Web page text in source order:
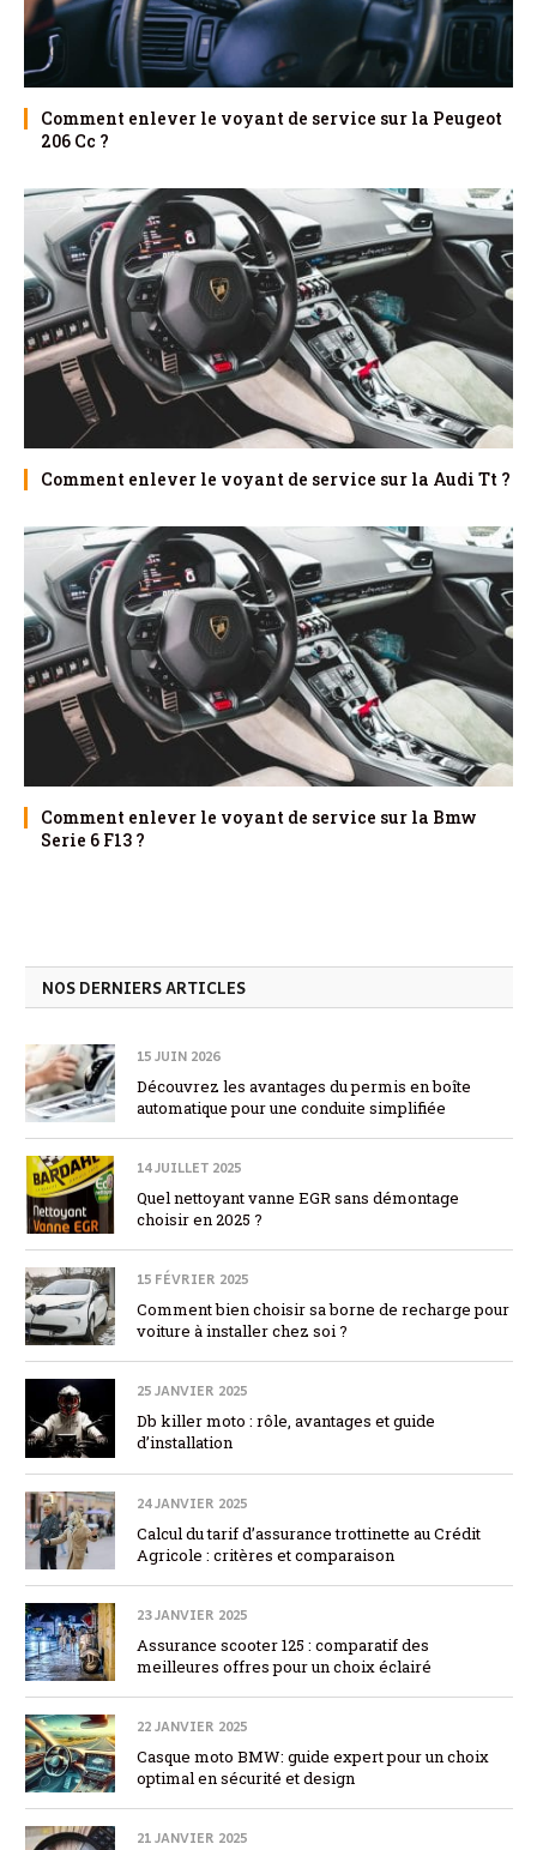
Comment enlever le voyant de service sur la Peugeot
206 Cc ?
Comment enlever le voyant de service sur la Audi Tt ?
Comment enlever le voyant de service sur la Bmw
Serie 6 F13 ?
NOS DERNIERS ARTICLES
15 JUIN 2026
Découvrez les avantages du permis en boîte
automatique pour une conduite simplifiée
14 JUILLET 2025
Quel nettoyant vanne EGR sans démontage
choisir en 2025 ?
15 FÉVRIER 2025
Comment bien choisir sa borne de recharge pour
voiture à installer chez soi ?
25 JANVIER 2025
Db killer moto : rôle, avantages et guide
d’installation
24 JANVIER 2025
Calcul du tarif d’assurance trottinette au Crédit
Agricole : critères et comparaison
23 JANVIER 2025
Assurance scooter 125 : comparatif des
meilleures offres pour un choix éclairé
22 JANVIER 2025
Casque moto BMW: guide expert pour un choix
optimal en sécurité et design
21 JANVIER 2025